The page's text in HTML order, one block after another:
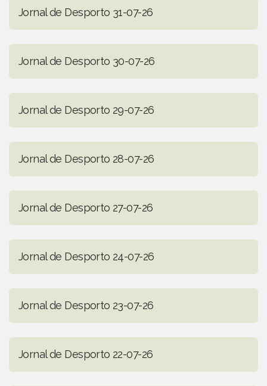
Jornal de Desporto 31-07-26
Jornal de Desporto 30-07-26
Jornal de Desporto 29-07-26
Jornal de Desporto 28-07-26
Jornal de Desporto 27-07-26
Jornal de Desporto 24-07-26
Jornal de Desporto 23-07-26
Jornal de Desporto 22-07-26